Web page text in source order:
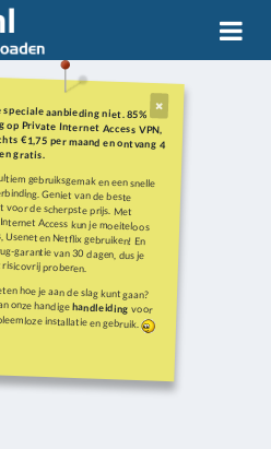
speciale aanbieding niet. 85%
Private Internet Access VPN,
€1,75 per maand en ontvang 4
gratis.
gebruiksgemak en een snelle
Geniet van de beste
voor de scherpste prijs. Met
Access kun je moeiteloos
Usenet en Netflix gebruiken! En
garantie van 30 dagen, dus je
proberen.
hoe je aan de slag kunt gaan?
onze handigehandleiding voor
installatie en gebruik.